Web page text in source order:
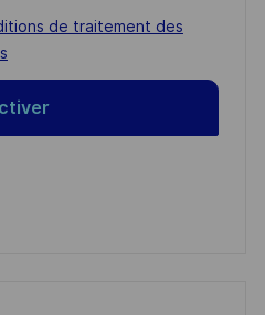
de traitement des